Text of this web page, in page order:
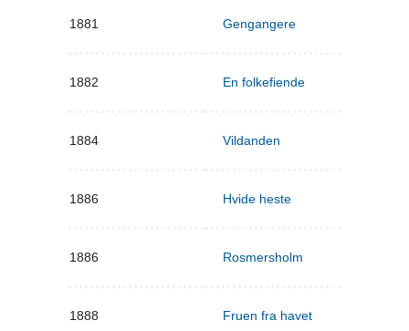
1881 Gengangere
1882 En folkefiende
1884 Vildanden
1886 Hvide heste
1886 Rosmersholm
1888 Fruen fra havet